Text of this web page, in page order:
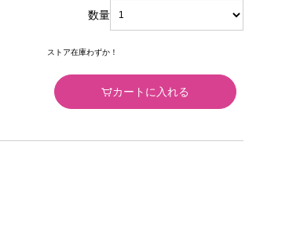
数量
ストア在庫わずか！
カートに入れる